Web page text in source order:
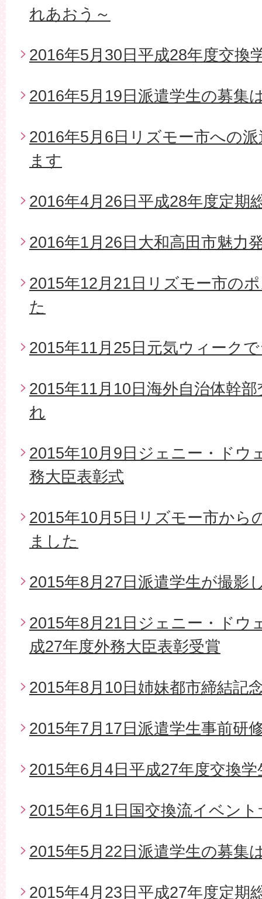
れあおう～
2016年5月30日平成28年度交換
2016年5月19日派遣学生の募集
2016年5月6日リズモー市への
ます
2016年4月26日平成28年度定期
2016年1月26日大和高田市魅力
2015年12月21日リズモー市の
た
2015年11月25日元気ウィーク
2015年11月10日海外自治体幹
れ
2015年10月9日ジェニー・ドウ
務大臣表彰式
2015年10月5日リズモー市から
ました
2015年8月27日派遣学生が撮影
2015年8月21日ジェニー・ドウ
成27年度外務大臣表彰受賞
2015年8月10日姉妹都市締結記
2015年7月17日派遣学生事前研
2015年6月4日平成27年度交換
2015年6月1日国交換流イベン
2015年5月22日派遣学生の募集
2015年4月23日平成27年度定期